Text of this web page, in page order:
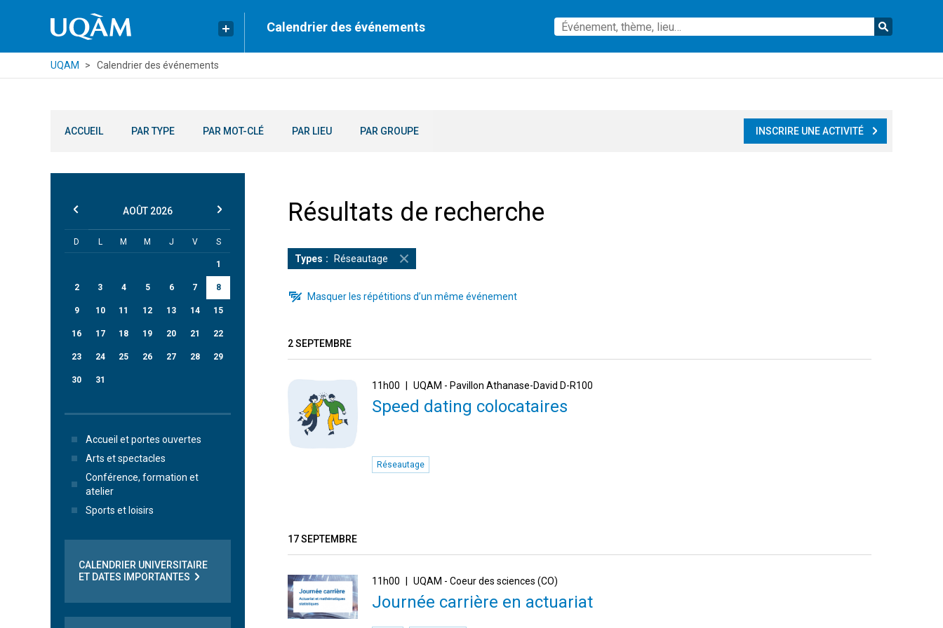
Calendrier des événements
UQAM Calendrier des événements
ACCUEIL PAR TYPE PAR MOT-CLÉ PAR LIEU PAR GROUPE INSCRIRE UNE ACTIVITÉ
Résultats de recherche
Types Réseautage
Masquer les répétitions d’un même événement
2 SEPTEMBRE
11h00 UQAM - Pavillon Athanase-David D-R100
Speed dating colocataires
Réseautage
17 SEPTEMBRE
11h00 UQAM - Coeur des sciences (CO)
Journée carrière en actuariat
AOÛT 2026
D L M M J V S
1
2 3 4 5 6 7 8
9 10 11 12 13 14 15
16 17 18 19 20 21 22
23 24 25 26 27 28 29
30 31
Accueil et portes ouvertes
Arts et spectacles
Conférence, formation et
atelier
Sports et loisirs
CALENDRIER UNIVERSITAIRE
ET DATES IMPORTANTES